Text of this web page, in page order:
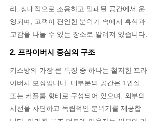
리, 상대적으로 조용하고 밀폐된 공간에서 운
영되며, 고객이 편안한 분위기 속에서 휴식과
교감을 나눌 수 있는 장소로 알려져 있습니다.
2. 프라이버시 중심의 구조
키스방의 가장 큰 특징 중 하나는 철저한 프라
이버시 보장입니다. 대부분의 공간은 1인실
또는 커플룸 형태로 구성되어 있으며, 외부의
시선을 차단하고 독립적인 분위기를 제공합